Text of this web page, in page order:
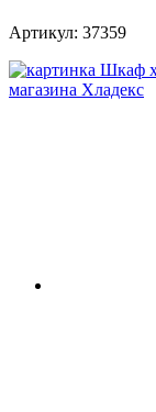
Артикул: 37359